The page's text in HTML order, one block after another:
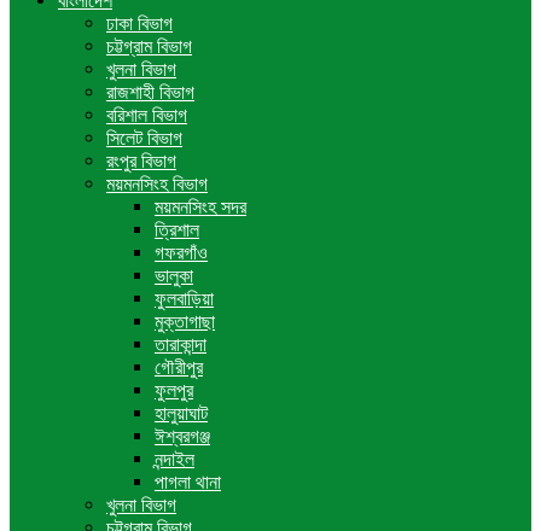
ঢাকা বিভাগ
চট্টগ্রাম বিভাগ
খুলনা বিভাগ
রাজশাহী বিভাগ
বরিশাল বিভাগ
সিলেট বিভাগ
রংপুর বিভাগ
ময়মনসিংহ বিভাগ
ময়মনসিংহ সদর
ত্রিশাল
গফরগাঁও
ভালুকা
ফুলবাড়িয়া
মুক্তাগাছা
তারাকান্দা
গৌরীপুর
ফুলপুর
হালুয়াঘাট
ঈশ্বরগঞ্জ
নন্দাইল
পাগলা থানা
খুলনা বিভাগ